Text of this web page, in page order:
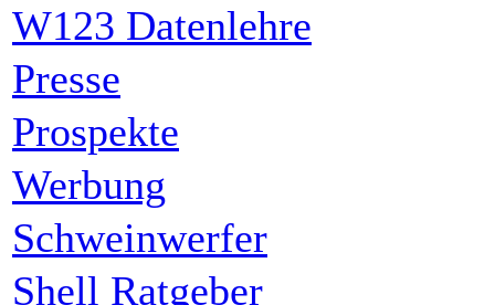
W123 Datenlehre
Presse
Prospekte
Werbung
Schweinwerfer
Shell Ratgeber